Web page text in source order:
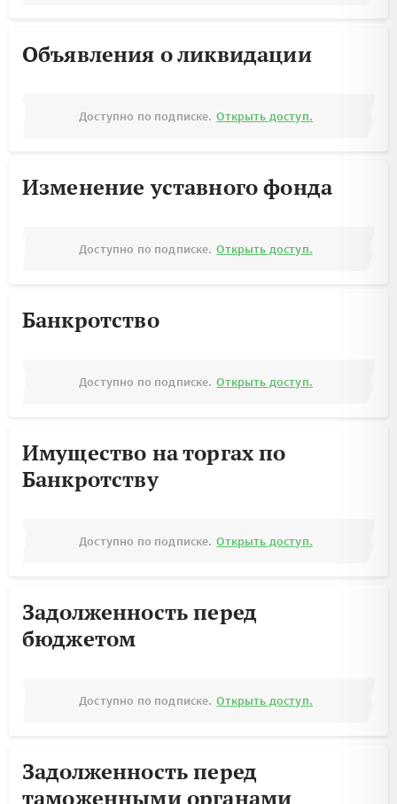
Объявления о ликвидации
Доступно по подписке. Открыть доступ.
Изменение уставного фонда
Доступно по подписке. Открыть доступ.
Банкротство
Доступно по подписке. Открыть доступ.
Имущество на торгах по
Банкротству
Доступно по подписке. Открыть доступ.
Задолженность перед
бюджетом
Доступно по подписке. Открыть доступ.
Задолженность перед
таможенными органами